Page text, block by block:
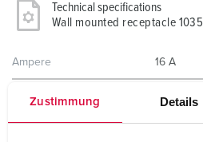
Zustimmung Details
Technical specifications
Wall mounted receptacle 1035
Ampere 16 A
Poles 7 p